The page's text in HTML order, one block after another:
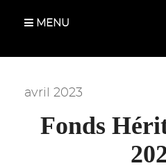
MENU
avril 2023
Fonds